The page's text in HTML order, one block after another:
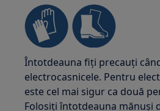
Întotdeauna fiți precauți
electrocasnicele. Pentru
este cel mai sigur ca două
Folosiți întotdeauna mănuși